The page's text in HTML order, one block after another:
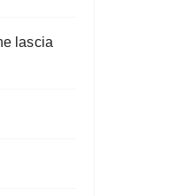
lascia